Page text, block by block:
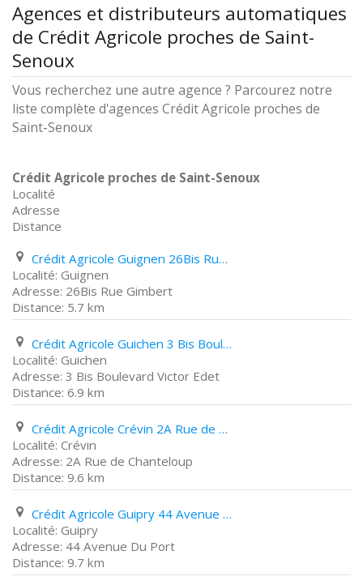
Agences et distributeurs automatiques
de Crédit Agricole proches de Saint-
Senoux
Vous recherchez une autre agence ? Parcourez notre
liste complète d'agences Crédit Agricole proches de
Saint-Senoux
Crédit Agricole proches de Saint-Senoux
Localité
Adresse
Distance
Crédit Agricole Guignen 26Bis Rue Gimbert
Guignen
26Bis Rue Gimbert
5.7 km
Crédit Agricole Guichen 3 Bis Boulevard Victor Edet
Guichen
3 Bis Boulevard Victor Edet
6.9 km
Crédit Agricole Crévin 2A Rue de Chanteloup
Crévin
2A Rue de Chanteloup
9.6 km
Crédit Agricole Guipry 44 Avenue Du Port
Guipry
44 Avenue Du Port
9.7 km